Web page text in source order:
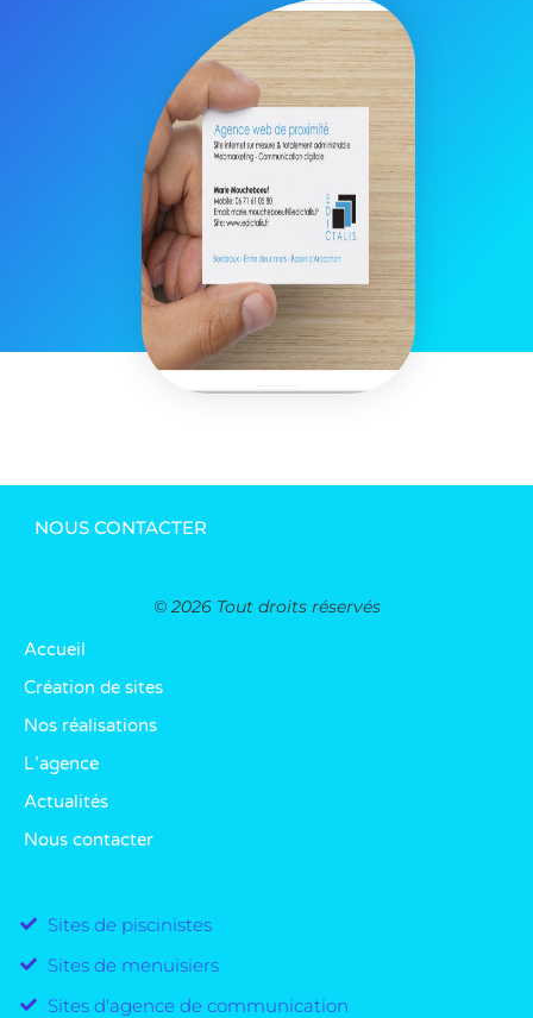
NOUS CONTACTER
© 2026 Tout droits réservés
Accueil
Création de sites
Nos réalisations
L’agence
Actualités
Nous contacter
Sites de piscinistes
Sites de menuisiers
Sites d'agence de communication